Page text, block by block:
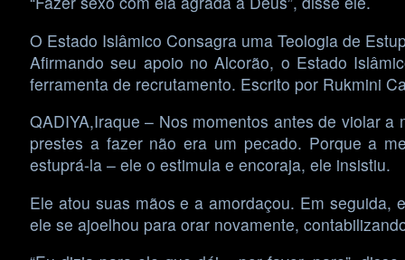
O Estado Islâmico Consagra uma Teologia de
Afirmando seu apoio no Alcorão, o Estado
ferramenta de recrutamento. Escrito por Rukmini
QADIYA,Iraque – Nos momentos antes de violar
prestes a fazer não era um pecado. Porque a
estuprá-la – ele o estimula e encoraja, ele insistiu.
Ele atou suas mãos e a amordaçou. Em
ele se ajoelhou para orar novamente,